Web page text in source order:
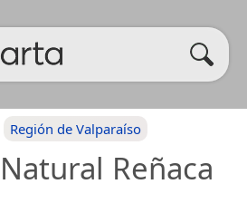
Región de Valparaíso
Reñaca